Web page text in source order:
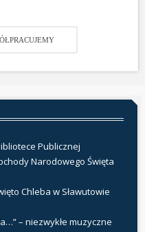
Publicznej
Narodowego Święta
Chleba w Sławutowie
– niezwykłe muzyczne